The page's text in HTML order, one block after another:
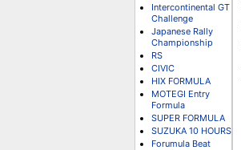
Intercontinental GT
Challenge
Japanese Rally
Championship
RS
CIVIC
HIX FORMULA
MOTEGI Entry
Formula
SUPER FORMULA
SUZUKA 10 HOURS
Forumula Beat